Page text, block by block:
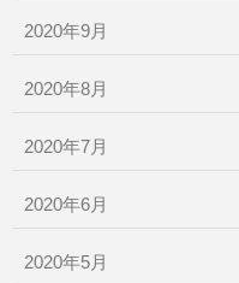
2020年9月
2020年8月
2020年7月
2020年6月
2020年5月